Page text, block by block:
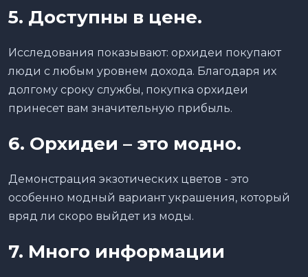
5. Доступны в цене.
Исследования показывают: орхидеи покупают
люди с любым уровнем дохода. Благодаря их
долгому сроку службы, покупка орхидеи
принесет вам значительную прибыль.
6. Орхидеи – это модно.
Демонстрация экзотических цветов - это
особенно модный вариант украшения, который
вряд ли скоро выйдет из моды.
7. Много информации